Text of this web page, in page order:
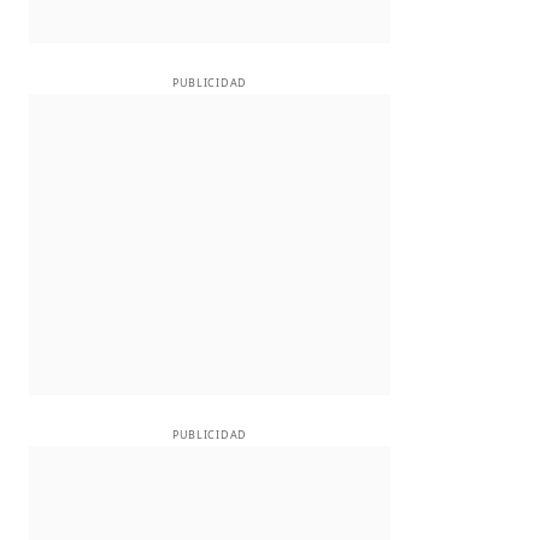
PUBLICIDAD
PUBLICIDAD